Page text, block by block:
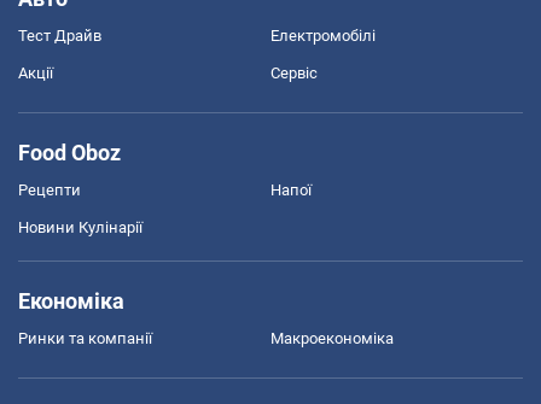
Тест Драйв Електромобілі
Акції Сервіс
Food Oboz
Рецепти Напої
Новини Кулінарії
Економіка
Ринки та компанії Макроекономіка